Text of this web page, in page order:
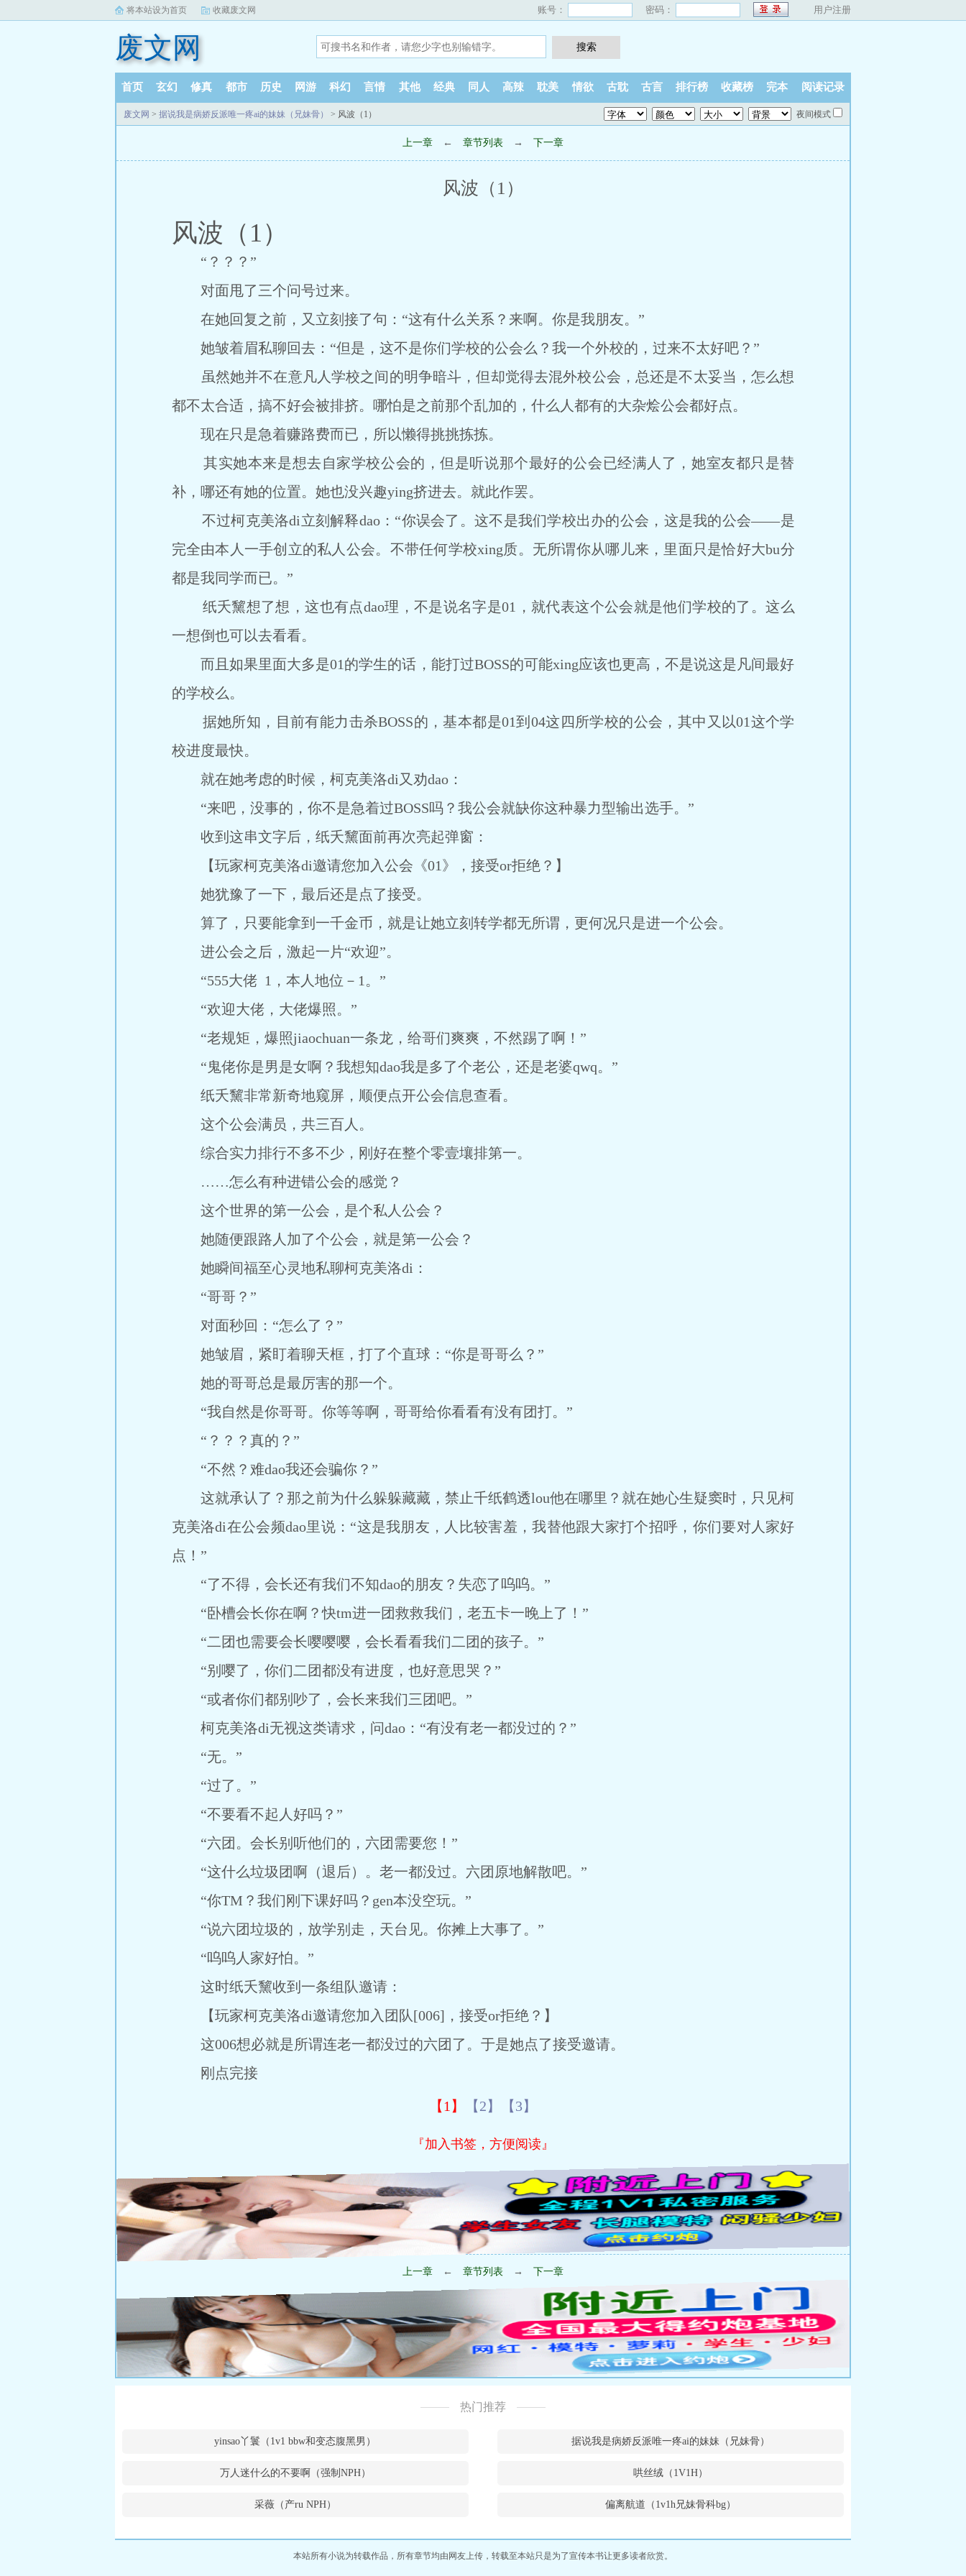
将本站设为首页 收藏废文网 账号： 密码： 用户注册
废文网
首页 玄幻 修真 都市 历史 网游 科幻 言情 其他 经典 同人 高辣 耽美 情欲 古耽 古言 排行榜 收藏榜 完本 阅读记录
废文网 > 据说我是病娇反派唯一疼ai的妹妹（兄妹骨） > 风波（1） 夜间模式
上一章 ← 章节列表 → 下一章
风波（1）
风波（1）
“？？？”
对面甩了三个问号过来。
在她回复之前，又立刻接了句：“这有什么关系？来啊。你是我朋友。”
她皱着眉私聊回去：“但是，这不是你们学校的公会么？我一个外校的，过来不太好吧？”
虽然她并不在意凡人学校之间的明争暗斗，但却觉得去混外校公会，总还是不太妥当，怎么想
都不太合适，搞不好会被排挤。哪怕是之前那个乱加的，什么人都有的大杂烩公会都好点。
现在只是急着赚路费而已，所以懒得挑挑拣拣。
其实她本来是想去自家学校公会的，但是听说那个最好的公会已经满人了，她室友都只是替
补，哪还有她的位置。她也没兴趣ying挤进去。就此作罢。
不过柯克美洛di立刻解释dao：“你误会了。这不是我们学校出办的公会，这是我的公会――是
完全由本人一手创立的私人公会。不带任何学校xing质。无所谓你从哪儿来，里面只是恰好大bu分
都是我同学而已。”
纸夭黧想了想，这也有点dao理，不是说名字是01，就代表这个公会就是他们学校的了。这么
一想倒也可以去看看。
而且如果里面大多是01的学生的话，能打过BOSS的可能xing应该也更高，不是说这是凡间最好
的学校么。
据她所知，目前有能力击杀BOSS的，基本都是01到04这四所学校的公会，其中又以01这个学
校进度最快。
就在她考虑的时候，柯克美洛di又劝dao：
“来吧，没事的，你不是急着过BOSS吗？我公会就缺你这种暴力型输出选手。”
收到这串文字后，纸夭黧面前再次亮起弹窗：
【玩家柯克美洛di邀请您加入公会《01》，接受or拒绝？】
她犹豫了一下，最后还是点了接受。
算了，只要能拿到一千金币，就是让她立刻转学都无所谓，更何况只是进一个公会。
进公会之后，激起一片“欢迎”。
“555大佬 1，本人地位－1。”
“欢迎大佬，大佬爆照。”
“老规矩，爆照jiaochuan一条龙，给哥们爽爽，不然踢了啊！”
“鬼佬你是男是女啊？我想知dao我是多了个老公，还是老婆qwq。”
纸夭黧非常新奇地窥屏，顺便点开公会信息查看。
这个公会满员，共三百人。
综合实力排行不多不少，刚好在整个零壹壤排第一。
……怎么有种进错公会的感觉？
这个世界的第一公会，是个私人公会？
她随便跟路人加了个公会，就是第一公会？
她瞬间福至心灵地私聊柯克美洛di：
“哥哥？”
对面秒回：“怎么了？”
她皱眉，紧盯着聊天框，打了个直球：“你是哥哥么？”
她的哥哥总是最厉害的那一个。
“我自然是你哥哥。你等等啊，哥哥给你看看有没有团打。”
“？？？真的？”
“不然？难dao我还会骗你？”
这就承认了？那之前为什么躲躲藏藏，禁止千纸鹤透lou他在哪里？就在她心生疑窦时，只见柯
克美洛di在公会频dao里说：“这是我朋友，人比较害羞，我替他跟大家打个招呼，你们要对人家好
点！”
“了不得，会长还有我们不知dao的朋友？失恋了呜呜。”
“卧槽会长你在啊？快tm进一团救救我们，老五卡一晚上了！”
“二团也需要会长嘤嘤嘤，会长看看我们二团的孩子。”
“别嘤了，你们二团都没有进度，也好意思哭？”
“或者你们都别吵了，会长来我们三团吧。”
柯克美洛di无视这类请求，问dao：“有没有老一都没过的？”
“无。”
“过了。”
“不要看不起人好吗？”
“六团。会长别听他们的，六团需要您！”
“这什么垃圾团啊（退后）。老一都没过。六团原地解散吧。”
“你TM？我们刚下课好吗？gen本没空玩。”
“说六团垃圾的，放学别走，天台见。你摊上大事了。”
“呜呜人家好怕。”
这时纸夭黧收到一条组队邀请：
【玩家柯克美洛di邀请您加入团队[006]，接受or拒绝？】
这006想必就是所谓连老一都没过的六团了。于是她点了接受邀请。
刚点完接
【1】 【2】 【3】
『加入书签，方便阅读』
上一章 ← 章节列表 → 下一章
热门推荐
yinsao丫鬟（1v1 bbw和变态腹黑男） 据说我是病娇反派唯一疼ai的妹妹（兄妹骨）
万人迷什么的不要啊（强制NPH） 哄丝绒（1V1H）
采薇（产ru NPH） 偏离航道（1v1h兄妹骨科bg）
本站所有小说为转载作品，所有章节均由网友上传，转载至本站只是为了宣传本书让更多读者欣赏。